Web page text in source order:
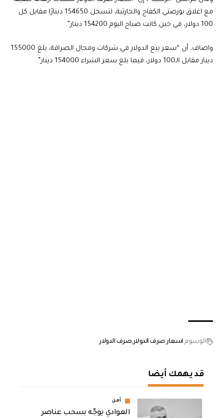
مع اغلاق بورصتي الكفاح والحارثية، لتسجل 154650 دينارًا مقابل كل
100 دولار، في حين كانت صباح اليوم 154200 دينار”.
واضاف، أن “سعر بيع الدولار في شركات ومحال الصرافة، بلغ 155000
دينار مقابل الـ100 دولار، فيما بلغ سعر الشراء 154000 دينار”.
الوسوم اسعار صرف الدولارصرف الدولار
قد يهمك أيضا
أمن
العوادي يوجّه بسحب عناصر